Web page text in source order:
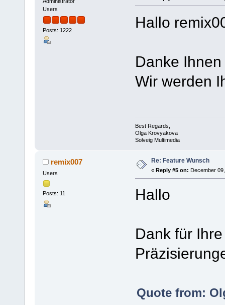
Users
Posts: 1222 Hallo
Danke
Wir werden
Best Regards,
Olga Krovyakova
Solveig Multimedia
remix007
Users
Posts: 11
Re: Feature Wunsch
« Reply #5 on: December
Hallo
Dank für
Quote from: